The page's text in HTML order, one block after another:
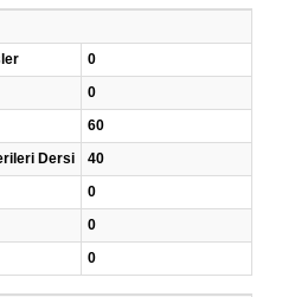
0
0
60
Dersi
40
0
0
0